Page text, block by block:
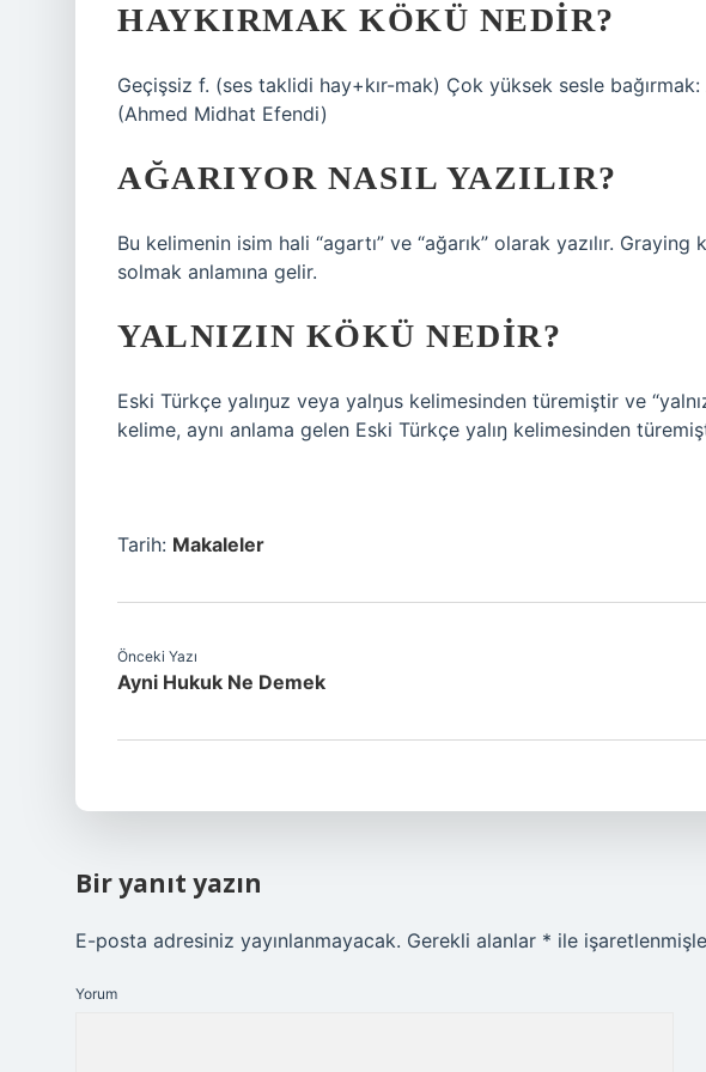
HAYKIRMAK KÖKÜ NEDIR?
Geçişsiz f. (ses taklidi hay+kır-mak) Çok yüksek sesle bağırmak:
(Ahmed Midhat Efendi)
AĞARIYOR NASIL YAZILIR?
Bu kelimenin isim hali “agartı” ve “ağarık” olarak yazılır.
solmak anlamına gelir.
YALNIZIN KÖKÜ NEDIR?
Eski Türkçe yalıŋuz veya yalŋus kelimesinden türemiştir ve
kelime, aynı anlama gelen Eski Türkçe yalıŋ kelimesinden
Tarih: Makaleler
Önceki Yazı
Ayni Hukuk Ne Demek
Bir yanıt yazın
E-posta adresiniz yayınlanmayacak. Gerekli alanlar * ile
Yorum